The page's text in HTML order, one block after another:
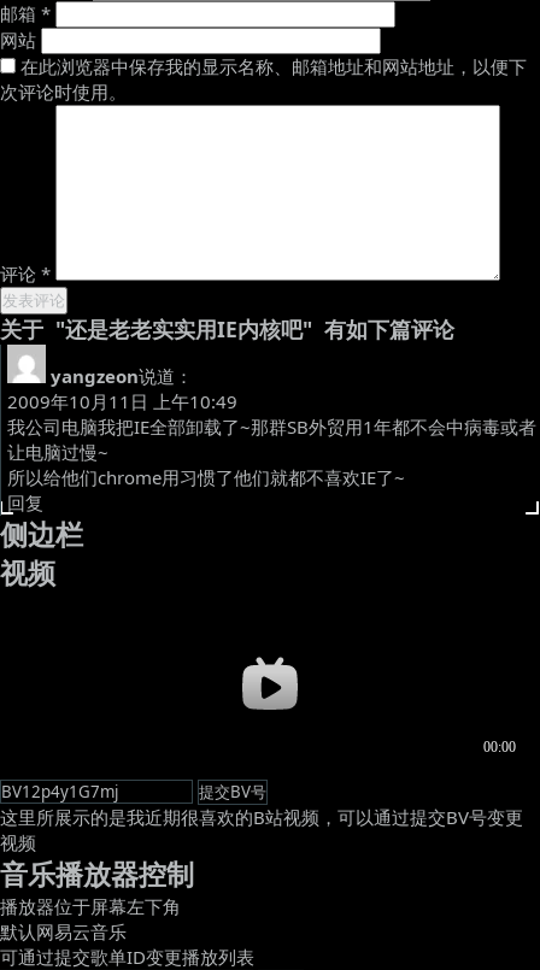
邮箱 *
网站
在此浏览器中保存我的显示名称、邮箱地址和网站地址，以便下
次评论时使用。
评论 *
关于 "还是老老实实用IE内核吧" 有如下篇评论
yangzeon说道：
2009年10月11日 上午10:49
我公司电脑我把IE全部卸载了~那群SB外贸用1年都不会中病毒或者
让电脑过慢~
所以给他们chrome用习惯了他们就都不喜欢IE了~
回复
侧边栏
视频
这里所展示的是我近期很喜欢的B站视频，可以通过提交BV号变更
视频
音乐播放器控制
播放器位于屏幕左下角
默认网易云音乐
可通过提交歌单ID变更播放列表